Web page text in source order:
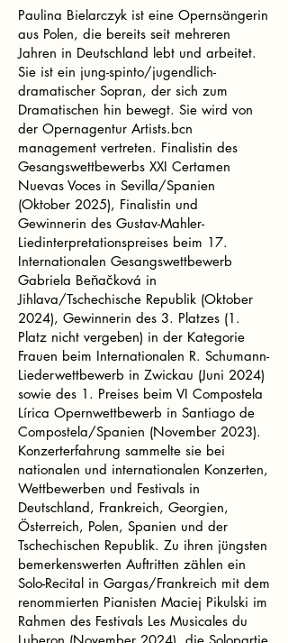
Paulina Bielarczyk ist eine Opernsängerin
aus Polen, die bereits seit mehreren
Jahren in Deutschland lebt und arbeitet.
Sie ist ein jung-spinto/jugendlich-
dramatischer Sopran, der sich zum
Dramatischen hin bewegt. Sie wird von
der Opernagentur Artists.bcn
management vertreten. Finalistin des
Gesangswettbewerbs XXI Certamen
Nuevas Voces in Sevilla/Spanien
(Oktober 2025), Finalistin und
Gewinnerin des Gustav-Mahler-
Liedinterpretationspreises beim 17.
Internationalen Gesangswettbewerb
Gabriela Beňačková in
Jihlava/Tschechische Republik (Oktober
2024), Gewinnerin des 3. Platzes (1.
Platz nicht vergeben) in der Kategorie
Frauen beim Internationalen R. Schumann-
Liederwettbewerb in Zwickau (Juni 2024)
sowie des 1. Preises beim VI Compostela
Lírica Opernwettbewerb in Santiago de
Compostela/Spanien (November 2023).
Konzerterfahrung sammelte sie bei
nationalen und internationalen Konzerten,
Wettbewerben und Festivals in
Deutschland, Frankreich, Georgien,
Österreich, Polen, Spanien und der
Tschechischen Republik. Zu ihren jüngsten
bemerkenswerten Auftritten zählen ein
Solo-Recital in Gargas/Frankreich mit dem
renommierten Pianisten Maciej Pikulski im
Rahmen des Festivals Les Musicales du